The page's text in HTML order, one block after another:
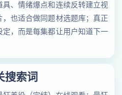
、情绪爆点和连续反转建立视
也适合做同题材选题库；真正
，而是每集都让用户知道下一
搜索词